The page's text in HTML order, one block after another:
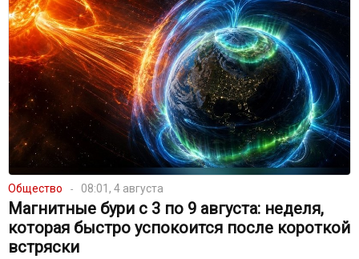
Общество 08:01, 4 августа
Магнитные бури с 3 по 9 августа: неделя,
которая быстро успокоится после короткой
встряски